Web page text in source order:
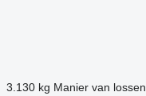
3.130 kg Manier van lossen